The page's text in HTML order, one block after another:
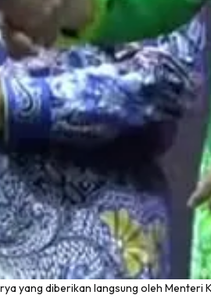
diberikan langsung oleh Menteri